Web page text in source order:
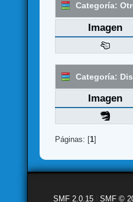
Categoría:
Imagen
Categoría:
Imagen
Páginas: [1]
SMF 2.0.15 |SMF ©